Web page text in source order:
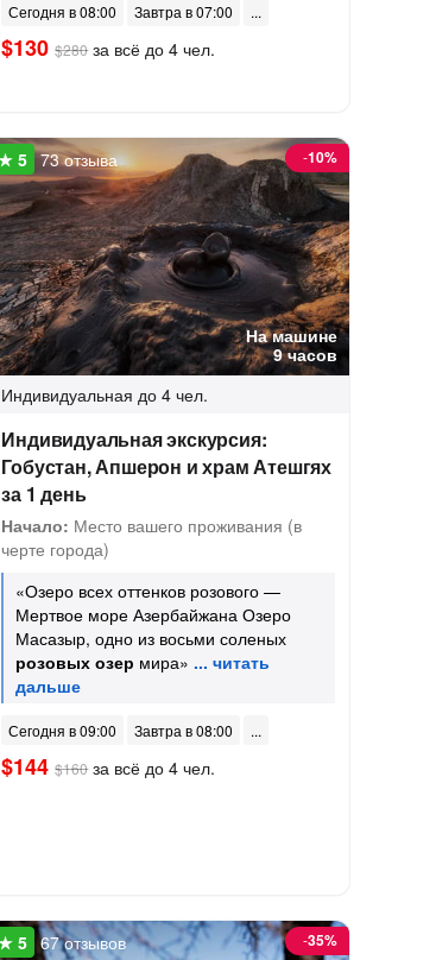
Сегодня в 08:00 Завтра в 07:00
$130 $280за всё до 4 чел.
На машине
9 часов
-10%
73 отзыва
Индивидуальная до 4 чел.
Индивидуальная экскурсия:
Гобустан, Апшерон и храм Атешгях
за 1 день
Начало: Место вашего проживания (в
черте города)
«Озеро всех оттенков розового —
Мертвое море Азербайжана Озеро
Масазыр, одно из восьми соленых
розовых озер мира»
Сегодня в 09:00 Завтра в 08:00
$144 $160за всё до 4 чел.
-35%
67 отзывов